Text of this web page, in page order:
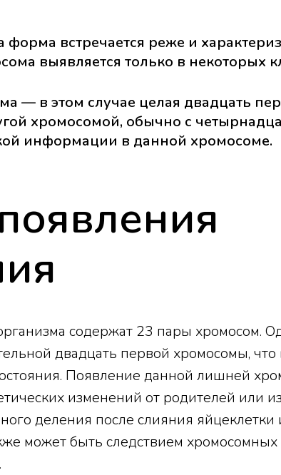
встречается реже и
выявляется только в некоторых
— в этом случае целая двадцать
хромосомой, обычно с
информации в данной хромосоме.
содержат 23 пары хромосом.
двадцать первой хромосомы,
Появление данной лишней
изменений от родителей или
деления после слияния яйцеклетки
может быть следствием